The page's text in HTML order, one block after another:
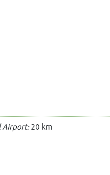
Airport:20 km